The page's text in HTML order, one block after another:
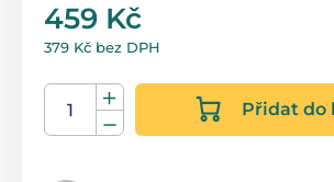
459 Kč
379 Kč bez DPH
Přidat do